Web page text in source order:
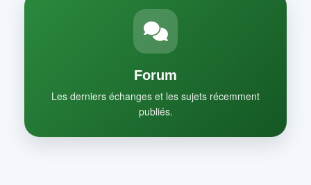
Forum
Les derniers échanges et les sujets récemment
publiés.